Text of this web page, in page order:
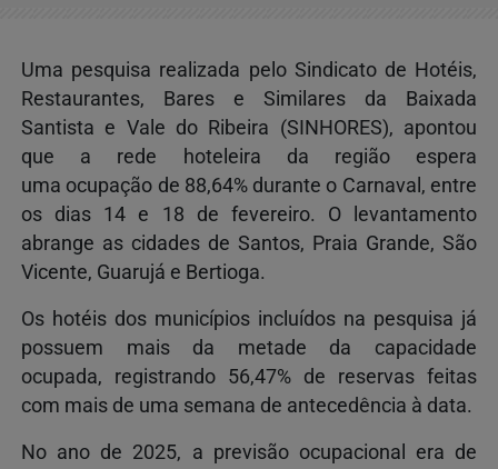
Uma pesquisa realizada pelo Sindicato de Hotéis,
Restaurantes, Bares e Similares da Baixada
Santista e Vale do Ribeira (SINHORES), apontou
que a rede hoteleira da região espera
uma ocupação de 88,64% durante o Carnaval, entre
os dias 14 e 18 de fevereiro. O levantamento
abrange as cidades de Santos, Praia Grande, São
Vicente, Guarujá e Bertioga.
Os hotéis dos municípios incluídos na pesquisa já
possuem mais da metade da capacidade
ocupada, registrando 56,47% de reservas feitas
com mais de uma semana de antecedência à data.
No ano de 2025, a previsão ocupacional era de